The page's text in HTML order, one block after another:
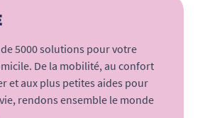
5000 solutions pour votre
De la mobilité, au confort
et aux plus petites aides pour
rendons ensemble le monde